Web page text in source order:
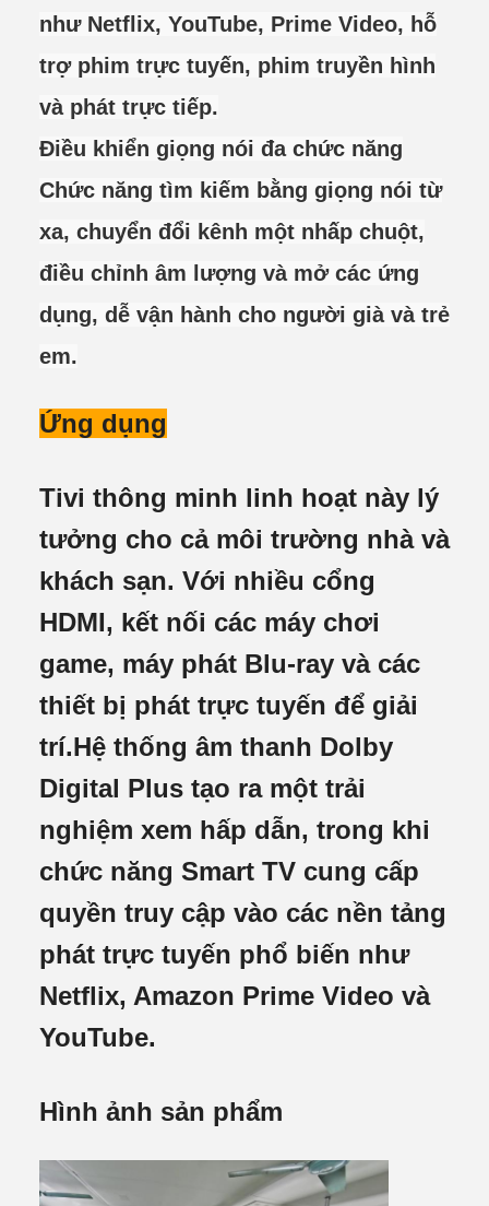
như Netflix, YouTube, Prime Video, hỗ
trợ phim trực tuyến, phim truyền hình
và phát trực tiếp.
Điều khiển giọng nói đa chức năng
Chức năng tìm kiếm bằng giọng nói từ
xa, chuyển đổi kênh một nhấp chuột,
điều chỉnh âm lượng và mở các ứng
dụng, dễ vận hành cho người già và trẻ
em.
Ứng dụng
Tivi thông minh linh hoạt này lý
tưởng cho cả môi trường nhà và
khách sạn. Với nhiều cổng
HDMI, kết nối các máy chơi
game, máy phát Blu-ray và các
thiết bị phát trực tuyến để giải
trí.Hệ thống âm thanh Dolby
Digital Plus tạo ra một trải
nghiệm xem hấp dẫn, trong khi
chức năng Smart TV cung cấp
quyền truy cập vào các nền tảng
phát trực tuyến phổ biến như
Netflix, Amazon Prime Video và
YouTube.
Hình ảnh sản phẩm